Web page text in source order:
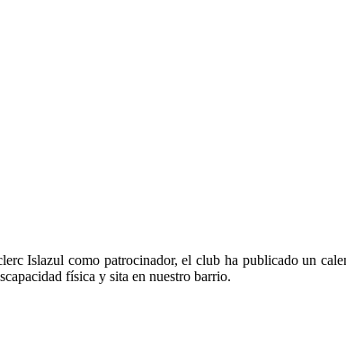
Islazul como patrocinador, el club ha publicado un
física y sita en nuestro barrio.